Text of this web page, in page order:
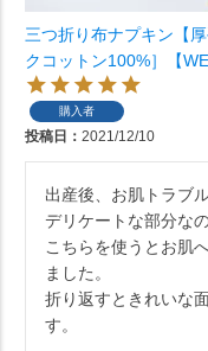
三つ折り布ナプキン【
クコットン100%］【
購入者
投稿日 2021/12/10
出産後、お肌トラブ
デリケートな部分な
こちらを使うとお肌
ました。
折り返すときれいな
す。